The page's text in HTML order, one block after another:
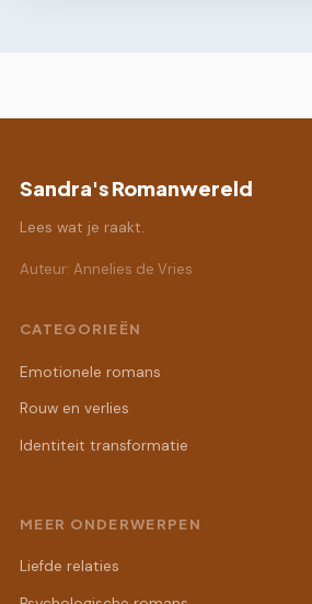
Sandra's Romanwereld
Lees wat je raakt.
Auteur: Annelies de Vries
CATEGORIEËN
Emotionele romans
Rouw en verlies
Identiteit transformatie
MEER ONDERWERPEN
Liefde relaties